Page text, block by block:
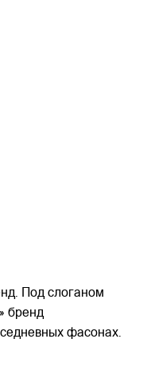
Под слоганом
бренд
фасонах.